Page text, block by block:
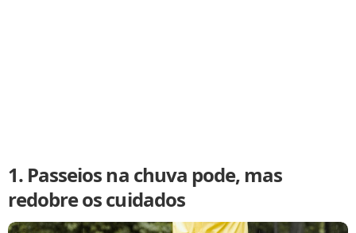
1. Passeios na chuva pode, mas
redobre os cuidados